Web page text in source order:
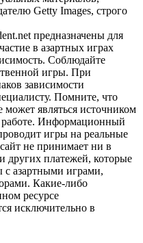
Getty Images, строго
предназначены для
в азартных играх
Соблюдайте
игры. При
зависимости
Помните, что
может являться источником
работе. Информационный
игры на реальные
не принимает ни в
других платежей, которые
с азартными играми,
Какие-либо
ресурсе
исключительно в